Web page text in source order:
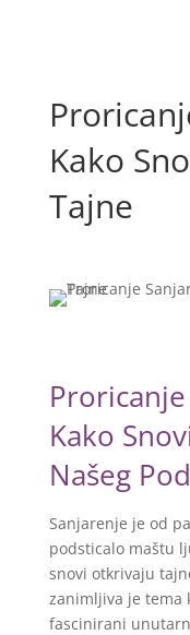
Kako
Tajne
Kako
Našeg
Sanjarenje je od
podsticalo maštu
snovi otkrivaju
zanimljiva je tema
fascinirani